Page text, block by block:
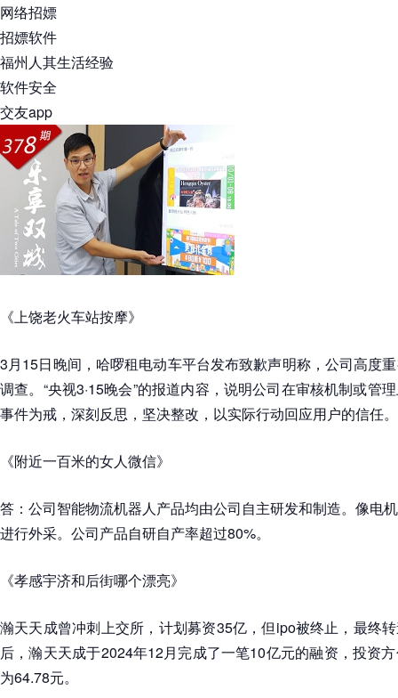
网络招嫖
招嫖软件
福州人其生活经验
软件安全
交友app
《上饶老火车站按摩》
3月15日晚间，哈啰租电动车平台发布致歉声明称，公司高度
调查。“央视3·15晚会”的报道内容，说明公司在审核机制或管
事件为戒，深刻反思，坚决整改，以实际行动回应用户的信任
《附近一百米的女人微信》
答：公司智能物流机器人产品均由公司自主研发和制造。像电
进行外采。公司产品自研自产率超过80%。
《孝感宇济和后街哪个漂亮》
瀚天天成曾冲刺上交所，计划募资35亿，但ipo被终止，最终
后，瀚天天成于2024年12月完成了一笔10亿元的融资，投资
为64.78元。